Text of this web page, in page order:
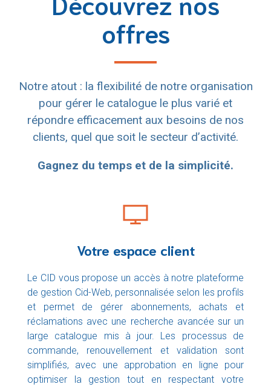
offres
Notre atout : la flexibilité de notre organisation
pour gérer le catalogue le plus varié et
répondre efficacement aux besoins de nos
clients, quel que soit le secteur d’activité.
Gagnez du temps et de la simplicité.
Votre espace client
Le CID vous propose un accès à notre plateforme
de gestion Cid-Web, personnalisée selon les profils
et permet de gérer abonnements, achats et
réclamations avec une recherche avancée sur un
large catalogue mis à jour. Les processus de
commande, renouvellement et validation sont
simplifiés, avec une approbation en ligne pour
optimiser la gestion tout en respectant votre